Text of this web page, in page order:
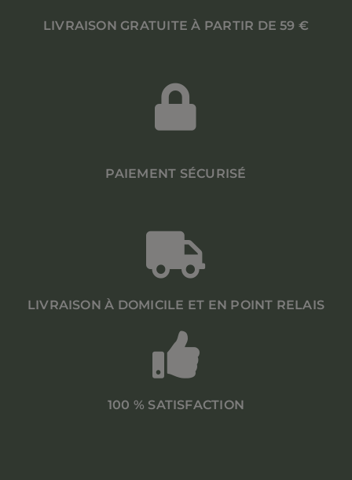
LIVRAISON GRATUITE À PARTIR DE 59 €
PAIEMENT SÉCURISÉ
LIVRAISON À DOMICILE ET EN POINT RELAIS
100 % SATISFACTION